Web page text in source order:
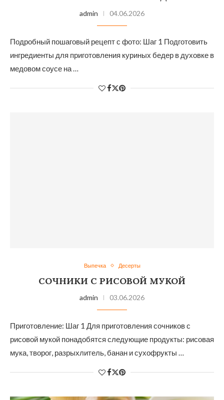
admin 04.06.2026
Подробный пошаговый рецепт с фото: Шаг 1 Подготовить
ингредиенты для приготовления куриных бедер в духовке в
медовом соусе на …
Выпечка Десерты
СОЧНИКИ С РИСОВОЙ МУКОЙ
admin 03.06.2026
Приготовление: Шаг 1 Для приготовления сочников с
рисовой мукой понадобятся следующие продукты: рисовая
мука, творог, разрыхлитель, банан и сухофрукты …